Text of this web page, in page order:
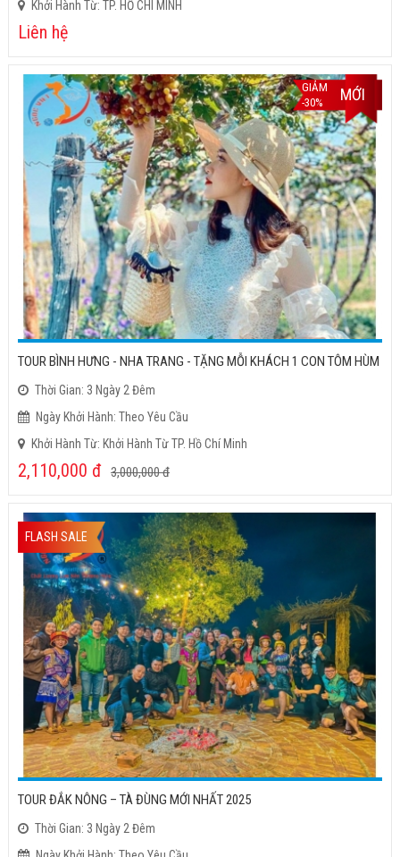
Khởi Hành Từ: TP. HỒ CHÍ MINH
Liên hệ
GIẢM
-30%
MỚI
TOUR BÌNH HƯNG - NHA TRANG - TẶNG MỖI KHÁCH 1 CON TÔM HÙM
Thời Gian: 3 Ngày 2 Đêm
Ngày Khởi Hành: Theo Yêu Cầu
Khởi Hành Từ: Khởi Hành Từ TP. Hồ Chí Minh
2,110,000 đ 3,000,000đ
FLASH SALE
TOUR ĐẮK NÔNG – TÀ ĐÙNG MỚI NHẤT 2025
Thời Gian: 3 Ngày 2 Đêm